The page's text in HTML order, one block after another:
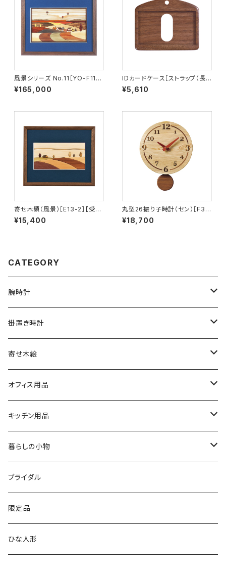
風景シリーズ No.11［YO-F11］
【受注生産品】
¥165,000
IDカードケース［ストラップ（長）
付き］（名刺サイズ）ウォールナッ
ト［ID-2W］
¥5,610
寄せ木額（風景）［E13-2］【受注
生産品】
¥15,400
丸型26振り子時計（セン）［F38
-A］
¥18,700
CATEGORY
腕時計
文字盤シングルタイプ
シルバーリングタイプ
シルバーリングタイプ
シルバーリングプレミアム
文字盤ツートンタイプ
寄木タイプ
プレミアムタイプ
腕時計用ディスプレイ
掛置き時計
ふくろう時計
振り子時計
丸型・耳付き振り子時計
切り株振り子時計
掛置時計
MARU時計
寄せ木絵
ふくろう
風景
思い出
オフィス用品
USBメモリー
銘木シリーズ
アートシリーズ
ICカードケース
シンプル
窓付き
IDカードケース
窓付き
名刺サイズ
クリップボード
キッチン用品
カッティングボード
暮らしの小物
スイッチプレート
標準
ワイド
表札
ペーパーホルダー
ブライダル
限定品
ひな人形